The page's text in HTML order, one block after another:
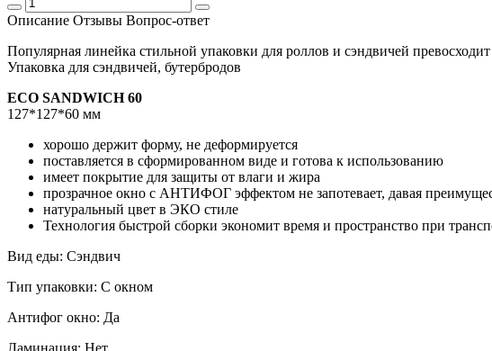
Описание Отзывы Вопрос-ответ
Популярная линейка стильной упаковки для роллов и сэндвичей
Упаковка для сэндвичей, бутербродов
ECO SANDWICH 60
127*127*60 мм
хорошо держит форму, не деформируется
поставляется в сформированном виде и готова к использованию
имеет покрытие для защиты от влаги и жира
прозрачное окно с АНТИФОГ эффектом не запотевает, давая
натуральный цвет в ЭКО стиле
Технология быстрой сборки экономит время и пространство при
Вид еды: Сэндвич
Тип упаковки: С окном
Антифог окно: Да
Ламинация: Нет